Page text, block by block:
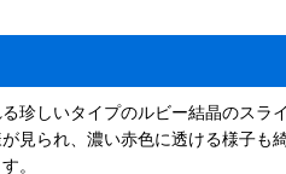
珍しいタイプのルビー結晶のスライ
見られ、濃い赤色に透ける様子も綺
。